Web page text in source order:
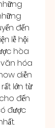
đến
lễ hội
hòa
hóa
diễn
lớn từ
đến
được